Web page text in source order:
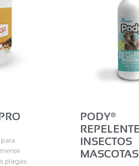
plagas
PODY®
INSECTOS
MASCOTAS